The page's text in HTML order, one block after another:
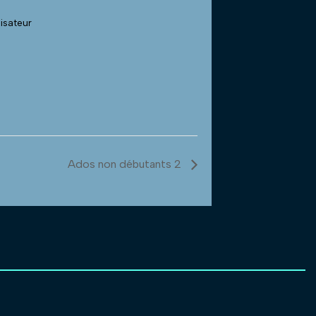
Ados non débutants 2